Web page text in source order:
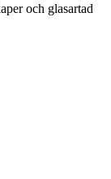
och glasartad